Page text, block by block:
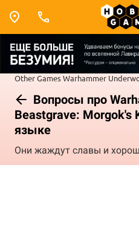
Other GamesWarhammer
Вопросы про
Beastgrave: Morgok's
языке
Они жаждут славы и